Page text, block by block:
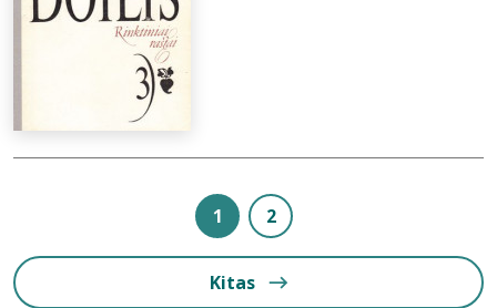
1 2
Kitas